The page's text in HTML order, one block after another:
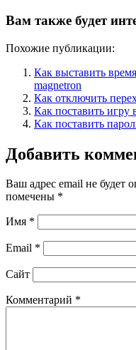
Вам также будет
Похожие публикации:
Как выставить
magnetron
Как отключить
Как поставить игру
Как поставить
Добавить
Ваш адрес email не будет
помечены *
Имя *
Email *
Сайт
Комментарий *